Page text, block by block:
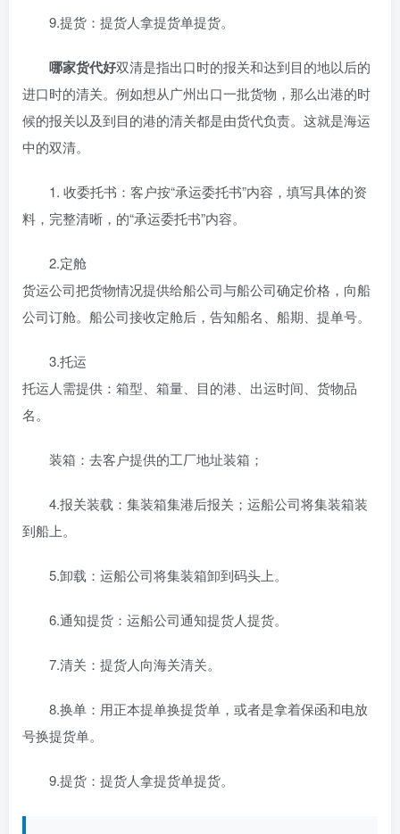
9.提货：提货人拿提货单提货。
哪家货代好双清是指出口时的报关和达到目的地以后的
进口时的清关。例如想从广州出口一批货物，那么出港的时
候的报关以及到目的港的清关都是由货代负责。这就是海运
中的双清。
1. 收委托书：客户按“承运委托书”内容，填写具体的资
料，完整清晰，的“承运委托书”内容。
2.定舱
货运公司把货物情况提供给船公司与船公司确定价格，向船
公司订舱。船公司接收定舱后，告知船名、船期、提单号。
3.托运
托运人需提供：箱型、箱量、目的港、出运时间、货物品
名。
装箱：去客户提供的工厂地址装箱；
4.报关装载：集装箱集港后报关；运船公司将集装箱装
到船上。
5.卸载：运船公司将集装箱卸到码头上。
6.通知提货：运船公司通知提货人提货。
7.清关：提货人向海关清关。
8.换单：用正本提单换提货单，或者是拿着保函和电放
号换提货单。
9.提货：提货人拿提货单提货。